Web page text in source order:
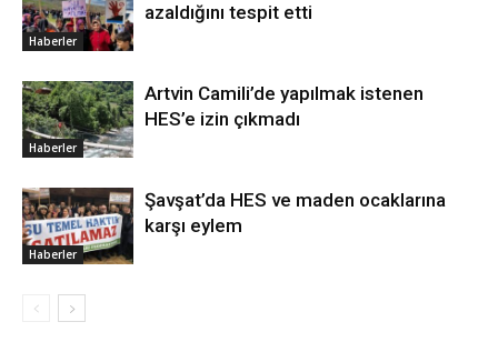
Haberler
azaldığını tespit etti
Haberler
Artvin Camili’de yapılmak istenen
HES’e izin çıkmadı
Haberler
Şavşat’da HES ve maden ocaklarına
karşı eylem